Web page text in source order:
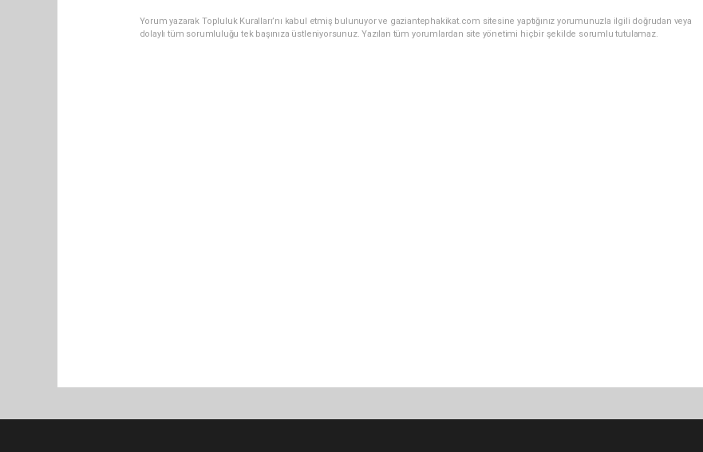
Yorum yazarak Topluluk Kuralları’nı kabul etmiş bulunuyor ve gaziantephakikat.com sitesine yaptığınız yorumunuzla ilgili doğrudan veya
dolaylı tüm sorumluluğu tek başınıza üstleniyorsunuz. Yazılan tüm yorumlardan site yönetimi hiçbir şekilde sorumlu tutulamaz.